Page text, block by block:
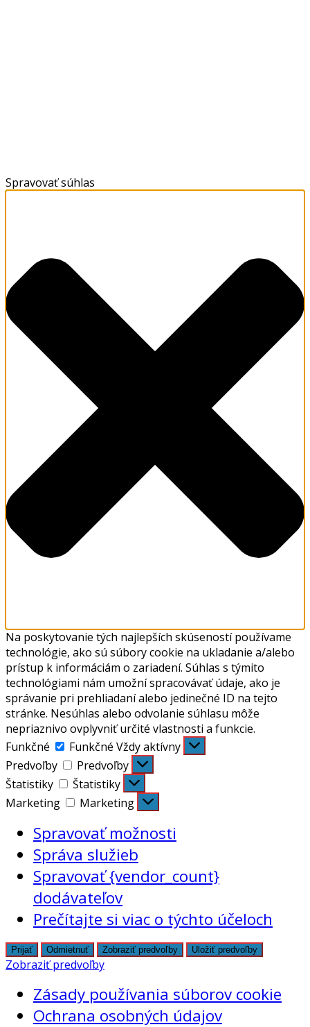
Spravovať súhlas
Na poskytovanie tých najlepších skúseností používame
technológie, ako sú súbory cookie na ukladanie a/alebo
prístup k informáciám o zariadení. Súhlas s týmito
technológiami nám umožní spracovávať údaje, ako je
správanie pri prehliadaní alebo jedinečné ID na tejto
stránke. Nesúhlas alebo odvolanie súhlasu môže
nepriaznivo ovplyvniť určité vlastnosti a funkcie.
Funkčné
Funkčné Vždy aktívny
Predvoľby
Predvoľby
Štatistiky
Štatistiky
Marketing
Marketing
Spravovať možnosti
Správa služieb
Spravovať {vendor_count}
dodávateľov
Prečítajte si viac o týchto účeloch
Prijať Odmietnuť Zobraziť predvoľby Uložiť predvoľby
Zobraziť predvoľby
Zásady používania súborov cookie
Ochrana osobných údajov